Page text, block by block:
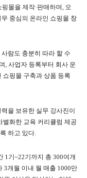
몰을 제작·판매하며, 오
중심의 온라인 쇼핑몰 창
람도 충분히 따라 할 수
, 사업자 등록부터 회사 운
쇼핑몰 구축과 상품 등록
을 보유한 실무 강사진이
별화한 교육 커리큘럼 제공
하고 있다.
1기~22기까지 총 300여개
3개월 이내 월 매출 1000만